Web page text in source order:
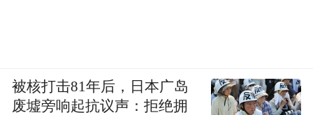
被核打击81年后，日本广岛
废墟旁响起抗议声：拒绝拥